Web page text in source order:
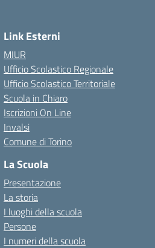
Link Esterni
MIUR
Ufficio Scolastico Regionale
Ufficio Scolastico Territoriale
Scuola in Chiaro
Iscrizioni On Line
Invalsi
Comune di Torino
La Scuola
Presentazione
La storia
I luoghi della scuola
Persone
I numeri della scuola